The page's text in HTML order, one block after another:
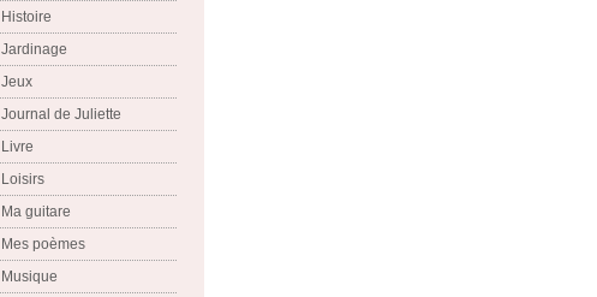
Histoire
Jardinage
Jeux
Journal de Juliette
Livre
Loisirs
Ma guitare
Mes poèmes
Musique